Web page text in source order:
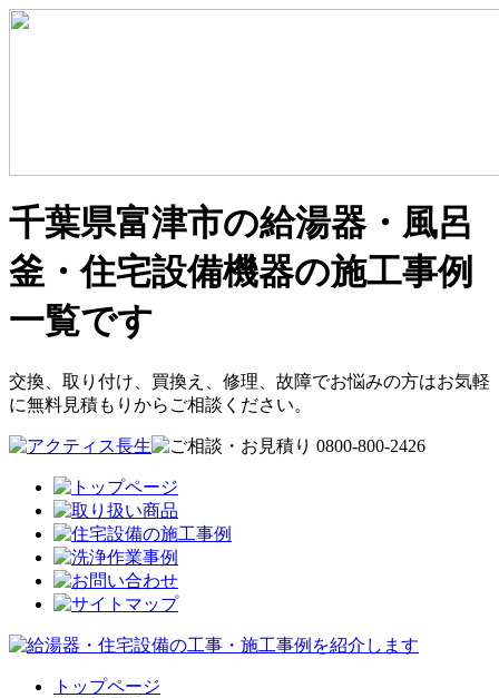
千葉県富津市の給湯器・風呂
釜・住宅設備機器の施工事例
一覧です
交換、取り付け、買換え、修理、故障でお悩みの方はお気軽
に無料見積もりからご相談ください。
トップページ